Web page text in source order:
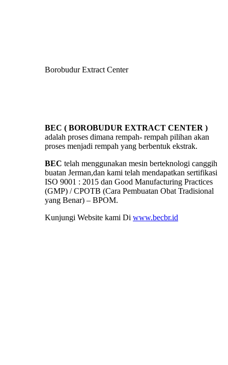
Borobudur Extract Center
BEC ( BOROBUDUR EXTRACT CENTER )
adalah proses dimana rempah- rempah pilihan akan
proses menjadi rempah yang berbentuk ekstrak.
BEC telah menggunakan mesin berteknologi canggih
buatan Jerman,dan kami telah mendapatkan sertifikasi
ISO 9001 : 2015 dan Good Manufacturing Practices
(GMP) / CPOTB (Cara Pembuatan Obat Tradisional
yang Benar) – BPOM.
Kunjungi Website kami Di www.becbr.id